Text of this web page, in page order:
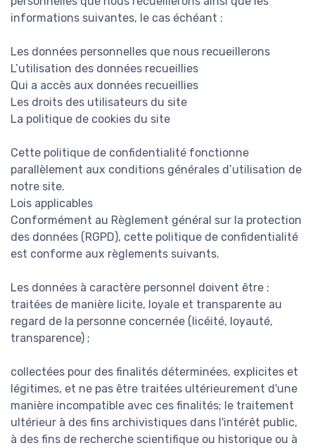
informations suivantes, le cas échéant :
Les données personnelles que nous recueillerons
L’utilisation des données recueillies
Qui a accès aux données recueillies
Les droits des utilisateurs du site
La politique de cookies du site
Cette politique de confidentialité fonctionne
parallèlement aux conditions générales d’utilisation de
notre site.
Lois applicables
Conformément au Règlement général sur la protection
des données (RGPD), cette politique de confidentialité
est conforme aux règlements suivants.
Les données à caractère personnel doivent être :
traitées de manière licite, loyale et transparente au
regard de la personne concernée (licéité, loyauté,
transparence) ;
collectées pour des finalités déterminées, explicites et
légitimes, et ne pas être traitées ultérieurement d'une
manière incompatible avec ces finalités; le traitement
ultérieur à des fins archivistiques dans l'intérêt public,
à des fins de recherche scientifique ou historique ou à